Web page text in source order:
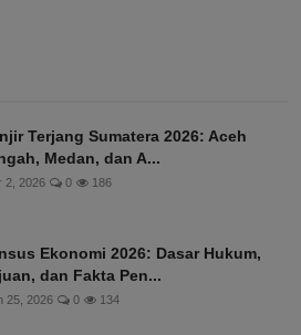
Terjang Sumatera 2026: Aceh
Medan, dan A...
2, 2026 0 186
Ekonomi 2026: Dasar Hukum,
dan Fakta Pen...
25, 2026 0 134